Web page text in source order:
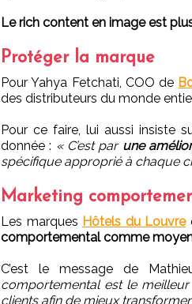
Le rich content en image est
Protéger la marque
Pour Yahya Fetchati, COO de
des distributeurs du monde
Pour ce faire, lui aussi insiste
donnée : « C’est par une
spécifique approprié à chaque
Marketing
Les marques Hôtels du Louvre
comportemental comme
C’est le message de
comportemental est le
clients afin de mieux